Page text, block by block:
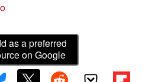
as a preferred
on Google